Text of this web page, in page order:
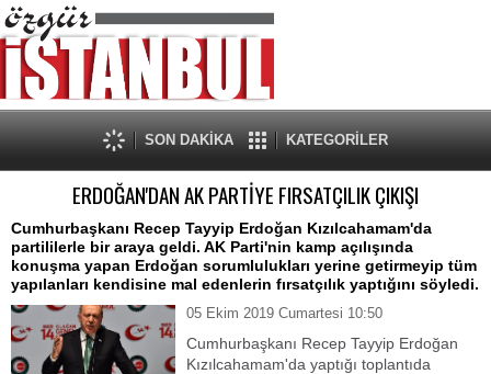
SON DAKİKA KATEGORİLER
ERDOĞAN'DAN AK PARTİYE FIRSATÇILIK ÇIKIŞI
Cumhurbaşkanı Recep Tayyip Erdoğan Kızılcahamam'da
partililerle bir araya geldi. AK Parti'nin kamp açılışında
konuşma yapan Erdoğan sorumlulukları yerine getirmeyip tüm
yapılanları kendisine mal edenlerin fırsatçılık yaptığını söyledi.
05 Ekim 2019 Cumartesi 10:50
Cumhurbaşkanı Recep Tayyip Erdoğan
Kızılcahamam'da yaptığı toplantıda